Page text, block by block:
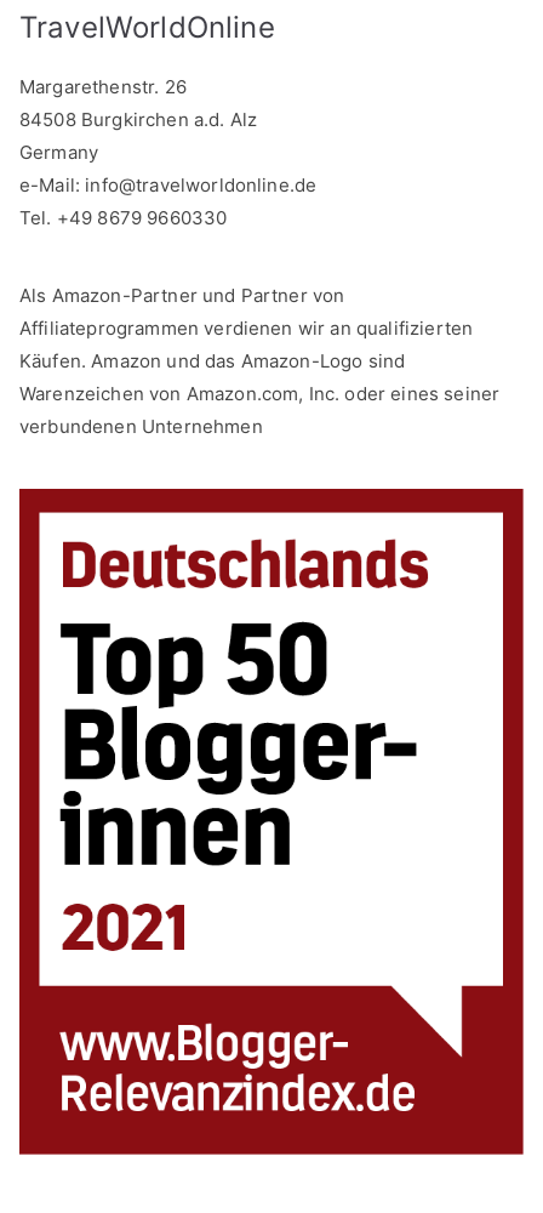
TravelWorldOnline
Margarethenstr. 26
84508 Burgkirchen a.d. Alz
Germany
e-Mail: info@travelworldonline.de
Tel. +49 8679 9660330
Als Amazon-Partner und Partner von
Affiliateprogrammen verdienen wir an qualifizierten
Käufen. Amazon und das Amazon-Logo sind
Warenzeichen von Amazon.com, Inc. oder eines seiner
verbundenen Unternehmen